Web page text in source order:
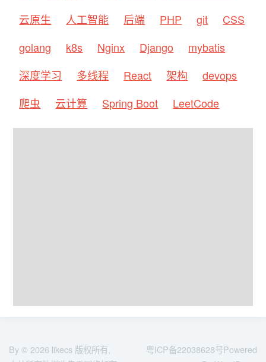
云原生
人工智能 后端 PHP git
CSS
golang
k8s Nginx Django
mybatis
深度学习
多线程 React 架构
devops
爬虫
云计算 Spring Boot LeetCode
By © 2026 likecs 版权所有,
粤ICP备22038628号Powered